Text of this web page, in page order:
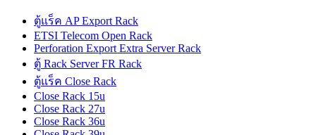
ตู้แร็ค AP Export Rack
ETSI Telecom Open Rack
Perforation Export Extra Server Rack
ตู้ Rack Server FR Rack
ตู้แร็ค Close Rack
Close Rack 15u
Close Rack 27u
Close Rack 36u